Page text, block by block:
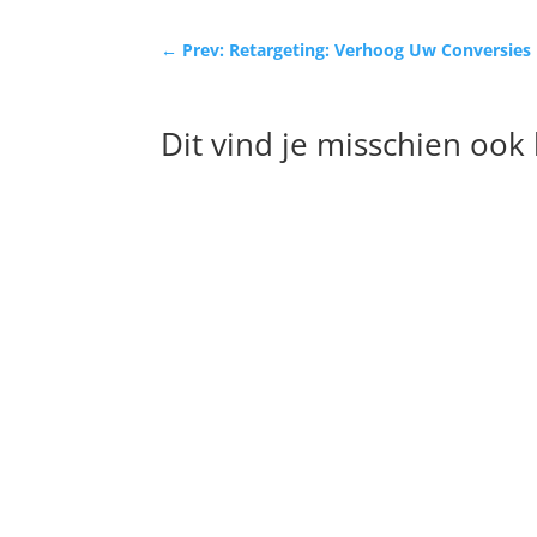
← Prev: Retargeting: Verhoog Uw Conversies
Dit vind je misschien